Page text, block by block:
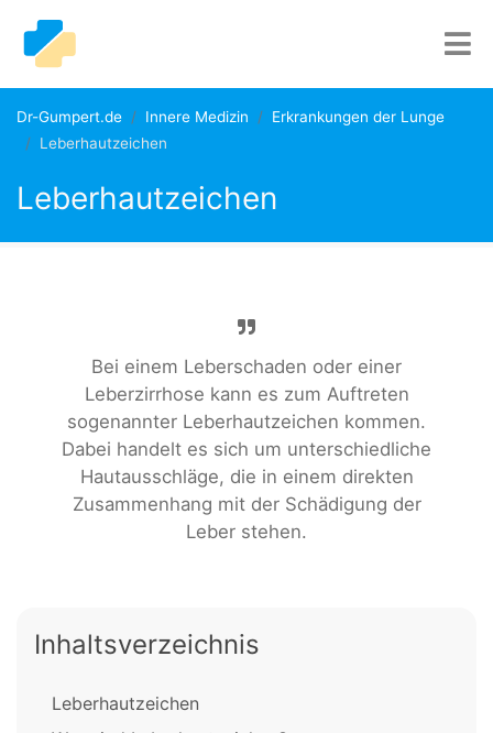
Dr-Gumpert.de Innere Medizin
Erkrankungen der Lunge
Leberhautzeichen
Leberhautzeichen
Bei einem Leberschaden oder einer
Leberzirrhose kann es zum Auftreten
sogenannter Leberhautzeichen kommen.
Dabei handelt es sich um unterschiedliche
Hautausschläge, die in einem direkten
Zusammenhang mit der Schädigung der
Leber stehen.
Inhaltsverzeichnis
Leberhautzeichen